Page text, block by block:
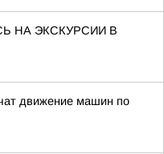
НА ЭКСКУРСИИ В
движение машин по